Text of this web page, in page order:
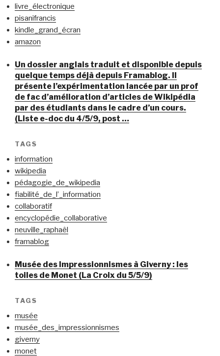
livre_électronique
pisanifrancis
kindle_grand_écran
amazon
Un dossier anglais traduit et disponible depuis
quelque temps déjà depuis Framablog. Il
présente l’expérimentation lancée par un prof
de fac d’amélioration d’articles de Wikipédia
par des étudiants dans le cadre d’un cours.
(Liste e-doc du 4/5/9, post …
TAGS
information
wikipedia
pédagogie_de_wikipedia
fiabilité_de_l’_information
collaboratif
encyclopédie_collaborative
neuville_raphaêl
framablog
Musée des Impressionnismes à Giverny : les
toiles de Monet (La Croix du 5/5/9)
TAGS
musée
musée_des_impressionnismes
giverny
monet